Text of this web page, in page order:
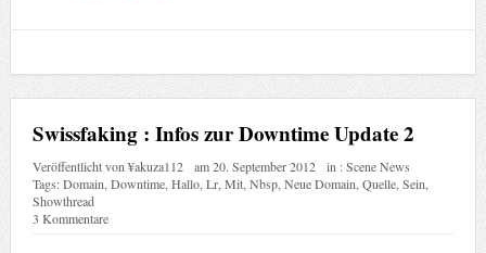
Swissfaking : Infos zur Downtime Update 2
Veröffentlicht von¥akuza112 am20. September 2012 in :Scene News
Tags:Domain Downtime, Hallo, Lr, Mit, Nbsp, Neue Domain Quelle, Sein
Showthread
3 Kommentare